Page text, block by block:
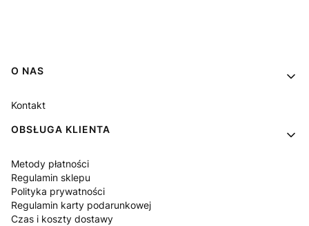
Linki w stopce
O NAS
Kontakt
OBSŁUGA KLIENTA
Metody płatności
Regulamin sklepu
Polityka prywatności
Regulamin karty podarunkowej
Czas i koszty dostawy